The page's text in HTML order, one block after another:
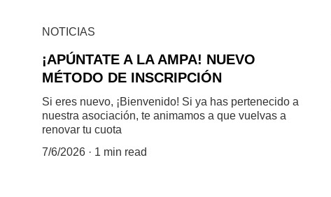
NOTICIAS
¡APÚNTATE A LA AMPA! NUEVO
MÉTODO DE INSCRIPCIÓN
Si eres nuevo, ¡Bienvenido! Si ya has pertenecido a
nuestra asociación, te animamos a que vuelvas a
renovar tu cuota
7/6/2026
1 min read